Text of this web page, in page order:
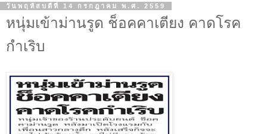
วันพฤหัสบดีที่ 14 กรกฎาคม พ.ศ. 2559
หนุ่มเข้าม่านรูด ช็อคคาเตียง คาดโรค
กำเริบ